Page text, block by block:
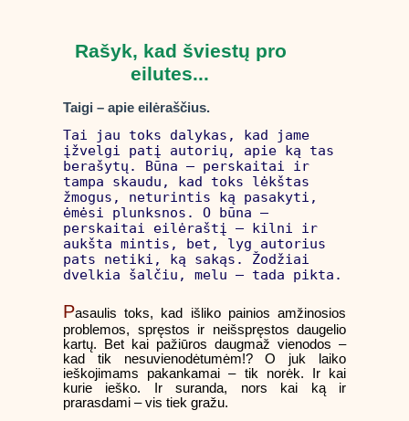
Rašyk, kad šviestų pro
eilutes...
Taigi – apie eilėraščius.
Tai jau toks dalykas, kad jame
įžvelgi patį autorių, apie ką tas
berašytų. Būna – perskaitai ir
tampa skaudu, kad toks lėkštas
žmogus, neturintis ką pasakyti,
ėmėsi plunksnos. O būna –
perskaitai eilėraštį – kilni ir
aukšta mintis, bet, lyg autorius
pats netiki, ką sakąs. Žodžiai
dvelkia šalčiu, melu – tada pikta.
Pasaulis toks, kad išliko painios amžinosios
problemos, spręstos ir neišspręstos daugelio
kartų. Bet kai pažiūros daugmaž vienodos –
kad tik nesuvienodėtumėm!? O juk laiko
ieškojimams pakankamai – tik norėk. Ir kai
kurie ieško. Ir suranda, nors kai ką ir
prarasdami – vis tiek gražu.